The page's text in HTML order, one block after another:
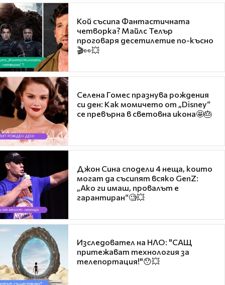
Кой съсипа Фантастичната
четворка? Майлс Телър
проговаря десетилетие по-късно
🎬👀💥
Селена Гомес празнува рождения
си ден: Как момичето от „Disney“
се превърна в световна икона🤩🎂
Джон Сина сподели 4 неща, които
могат да съсипят всяко GenZ:
„Ако ги имаш, провалът е
гарантиран“🧐💥
Изследовател на НЛО: "САЩ
притежават технология за
телепортация!"😯💥